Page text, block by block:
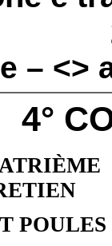
– <>
4°
POULES